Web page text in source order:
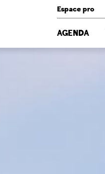
Espace pro
AGENDA